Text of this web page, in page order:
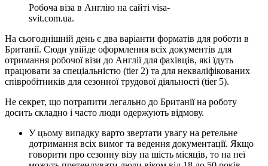
Робоча віза в Англію на сайті visa-
svit.com.ua.
На сьогоднішній день є два варіанти форматів для роботи в
Британії. Сюди увійде оформлення всіх документів для
отримання робочої візи до Англії для фахівців, які їдуть
працювати за спеціальністю (tier 2) та для некваліфікованих
співробітників для сезонної трудової діяльності (tier 5).
Не секрет, що потрапити легально до Британії на роботу
досить складно і часто люди одержують відмову.
У цьому випадку варто звертати увагу на ретельне
дотримання всіх вимог та ведення документації. Якщо
говорити про сезонну візу на шість місяців, то на неї